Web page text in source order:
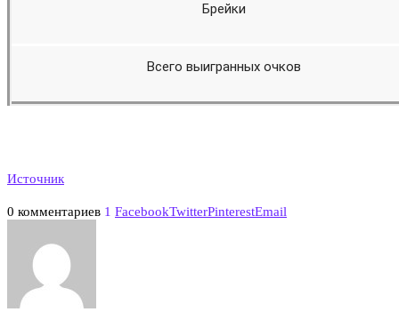
Брейки
Всего выигранных очков
Источник
0 комментариев 1 FacebookTwitterPinterestEmail